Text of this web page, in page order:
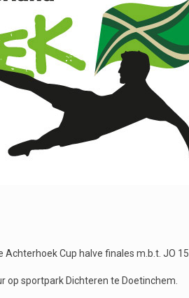
Cup halve finales m.b.t. JO 15.
op sportpark Dichteren te Doetinchem.